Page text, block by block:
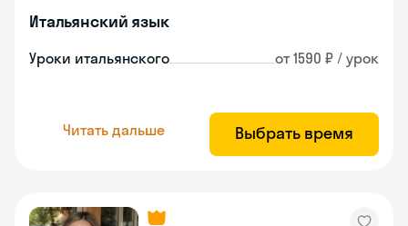
Итальянский язык
Уроки итальянского от 1590 ₽ / урок
Читать дальше Выбрать время